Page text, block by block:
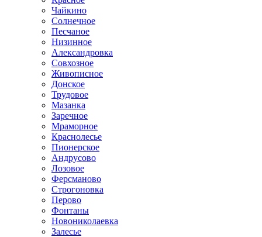
Чайкино
Солнечное
Песчаное
Низинное
Александровка
Совхозное
Живописное
Донское
Трудовое
Мазанка
Заречное
Мраморное
Краснолесье
Пионерское
Андрусово
Лозовое
Ферсманово
Строгоновка
Перово
Фонтаны
Новониколаевка
Залесье